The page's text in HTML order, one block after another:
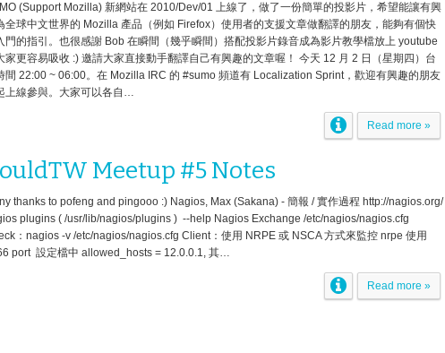
(Support Mozilla) 新網站在 2010/Dev/01 上線了，做了一份簡單的投影片，希望能讓有興
全球中文世界的 Mozilla 產品（例如 Firefox）使用者的支援文章做翻譯的朋友，能夠有個快
門的指引。也很感謝 Bob 在瞬間（幾乎瞬間）搭配投影片錄音成為影片教學檔放上 youtube
家更容易吸收 :) 邀請大家直接動手翻譯自己有興趣的文章喔！ 今天 12 月 2 日（星期四）台
間 22:00 ~ 06:00。在 Mozilla IRC 的 #sumo 頻道有 Localization Sprint，歡迎有興趣的朋友
上線參與。大家可以各自…
Read more »
Meetup #5 Notes
thanks to pofeng and pingooo :) Nagios, Max (Sakana) - 簡報 / 實作過程 http://nagios.org/
plugins ( /usr/lib/nagios/plugins ) --help Nagios Exchange /etc/nagios/nagios.cfg
：nagios -v /etc/nagios/nagios.cfg Client：使用 NRPE 或 NSCA 方式來監控 nrpe 使用
port 設定檔中 allowed_hosts = 12.0.0.1, 其…
Read more »